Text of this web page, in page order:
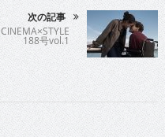
次の記事
CINEMA×STYLE
188号vol.1